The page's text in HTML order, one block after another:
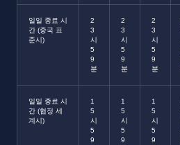
일일 종료 시
간 (중국 표
준시)
2
3
시
5
9
분
2
3
시
5
9
분
2
3
시
5
9
분
일일 종료 시
간 (협정 세
계시)
1
5
시
5
9
1
5
시
5
9
1
5
시
5
9